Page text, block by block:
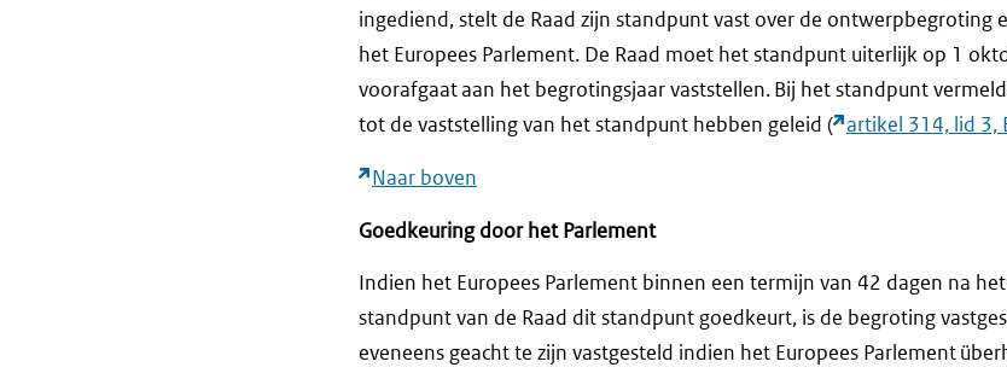
ingediend, stelt de Raad zijn standpunt vast over de ontwerpbegroting
het Europees Parlement. De Raad moet het standpunt uiterlijk op 1
voorafgaat aan het begrotingsjaar vaststellen. Bij het standpunt
tot de vaststelling van het standpunt hebben geleid ( artikel 314, lid 3,
Naar boven
Goedkeuring door het Parlement
Indien het Europees Parlement binnen een termijn van 42 dagen na
standpunt van de Raad dit standpunt goedkeurt, is de begroting
eveneens geacht te zijn vastgesteld indien het Europees Parlement